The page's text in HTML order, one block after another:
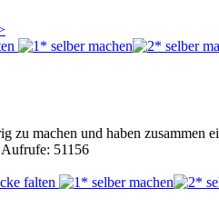
zu machen und haben zusammen
Aufrufe: 51156